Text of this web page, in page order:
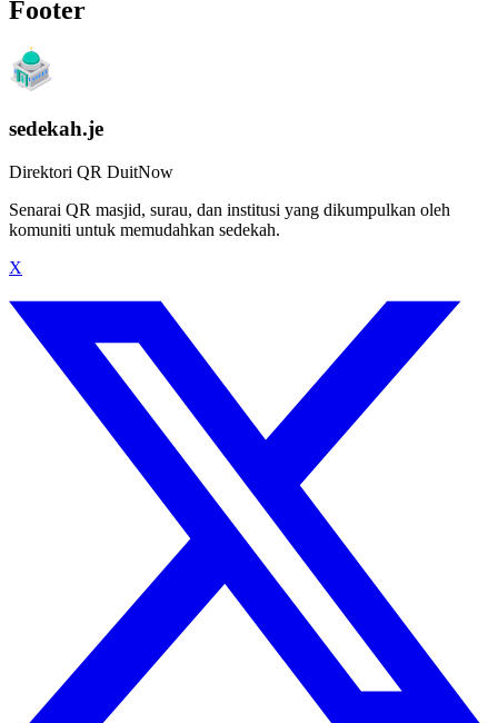
Footer
sedekah.je
Direktori QR DuitNow
Senarai QR masjid, surau, dan institusi yang dikumpulkan oleh
komuniti untuk memudahkan sedekah.
X